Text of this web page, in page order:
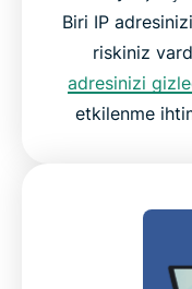
Biri IP
riskiniz
adresinizi
etkilenme